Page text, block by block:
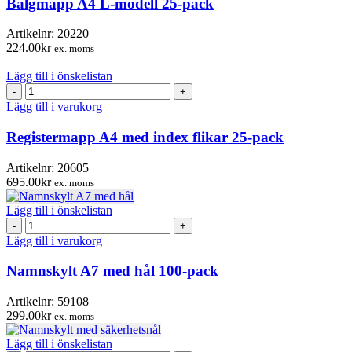
25-
pack
mängd
Artikelnr: 20220
224.00kr ex. moms
Lägg till i önskelistan
Registermapp
A4
med
index
flikar
pack
mängd
Lägg till i varukorg
Registermapp A4 med index flikar 25-pack
Artikelnr: 20605
695.00kr ex. moms
Lägg till i önskelistan
Namnskylt
A7
med
hål
100-
pack
mängd
Lägg till i varukorg
Namnskylt A7 med hål 100-pack
Artikelnr: 59108
299.00kr ex. moms
Lägg till i önskelistan